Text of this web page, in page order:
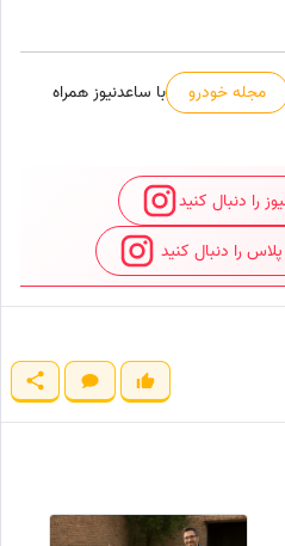
مجله خودرو
با ساعدنیوز همراه
را دنبال کنید
را دنبال کنید